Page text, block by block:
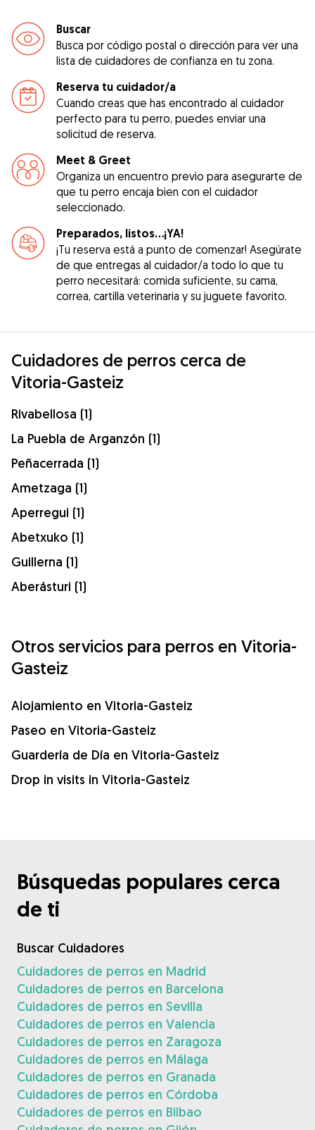
Buscar
Busca por código postal o dirección para ver una
lista de cuidadores de confianza en tu zona.
Reserva tu cuidador/a
Cuando creas que has encontrado al cuidador
perfecto para tu perro, puedes enviar una
solicitud de reserva.
Meet & Greet
Organiza un encuentro previo para asegurarte de
que tu perro encaja bien con el cuidador
seleccionado.
Preparados, listos...¡YA!
¡Tu reserva está a punto de comenzar! Asegúrate
de que entregas al cuidador/a todo lo que tu
perro necesitará: comida suficiente, su cama,
correa, cartilla veterinaria y su juguete favorito.
Cuidadores de perros cerca de
Vitoria-Gasteiz
Rivabellosa (1)
La Puebla de Arganzón (1)
Peñacerrada (1)
Ametzaga (1)
Aperregui (1)
Abetxuko (1)
Guillerna (1)
Aberásturi (1)
Otros servicios para perros en Vitoria-
Gasteiz
Alojamiento en Vitoria-Gasteiz
Paseo en Vitoria-Gasteiz
Guardería de Día en Vitoria-Gasteiz
Drop in visits in Vitoria-Gasteiz
Búsquedas populares cerca
de ti
Buscar Cuidadores
Cuidadores de perros en Madrid
Cuidadores de perros en Barcelona
Cuidadores de perros en Sevilla
Cuidadores de perros en Valencia
Cuidadores de perros en Zaragoza
Cuidadores de perros en Málaga
Cuidadores de perros en Granada
Cuidadores de perros en Córdoba
Cuidadores de perros en Bilbao